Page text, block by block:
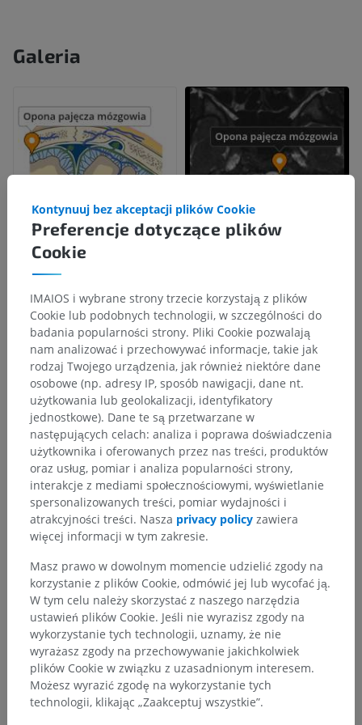
Galeria
Hierarchia anatomiczna
Anatomia człowieka 2
Anatomia człowieka 1
Neuroanatomia człowieka
Centralny system nerwowy> Opony (mózgu) >
Opony miękkie > Opona pajęcza czaszkowa
Powiązane struktury:
Przestrzeń podpajęczynówkowa czaszkowa
Preferencje dotyczące plików
Cookie
Kontynuuj bez akceptacji plików Cookie
IMAIOS i wybrane strony trzecie korzystają z plików
Cookie lub podobnych technologii, w szczególności do
badania popularności strony. Pliki Cookie pozwalają
nam analizować i przechowywać informacje, takie jak
rodzaj Twojego urządzenia, jak również niektóre dane
osobowe (np. adresy IP, sposób nawigacji, dane nt.
użytkowania lub geolokalizacji, identyfikatory
jednostkowe). Dane te są przetwarzane w
następujących celach: analiza i poprawa doświadczenia
użytkownika i oferowanych przez nas treści, produktów
oraz usług, pomiar i analiza popularności strony,
interakcje z mediami społecznościowymi, wyświetlanie
spersonalizowanych treści, pomiar wydajności i
atrakcyjności treści. Nasza privacy policy zawiera
więcej informacji w tym zakresie.
Masz prawo w dowolnym momencie udzielić zgody na
korzystanie z plików Cookie, odmówić jej lub wycofać ją.
W tym celu należy skorzystać z naszego narzędzia
ustawień plików Cookie. Jeśli nie wyrazisz zgody na
wykorzystanie tych technologii, uznamy, że nie
wyrażasz zgody na przechowywanie jakichkolwiek
plików Cookie w związku z uzasadnionym interesem.
Możesz wyrazić zgodę na wykorzystanie tych
technologii, klikając „Zaakceptuj wszystkie”.